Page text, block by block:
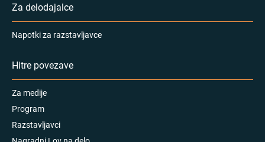
Za delodajalce
Napotki za razstavljavce
Hitre povezave
Za medije
Program
Razstavljavci